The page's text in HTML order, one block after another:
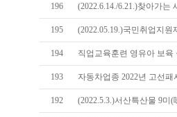
196 (2022.6.14./6.21.)찾아가
195 (2022.05.19.)국민취업지
194 직업교육훈련 영유아 보
193 자동차업종 2022년 고선
192 (2022.5.3.)서산특산물 9미